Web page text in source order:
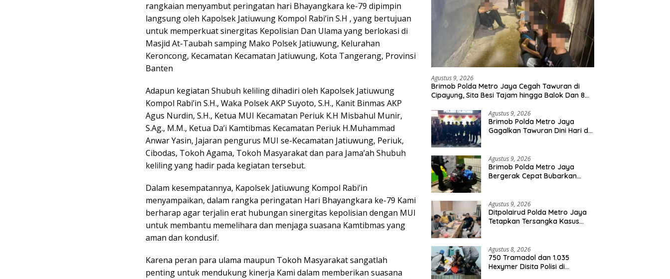
rangkaian menyambut peringatan hari Bhayangkara ke-79 dipimpin
langsung oleh Kapolsek Jatiuwung Kompol Rabi’in S.H , yang bertujuan
untuk memperkuat sinergitas Kepolisian Dan Ulama yang berlokasi di
Masjid At-Taubah samping Mako Polsek Jatiuwung, Kelurahan
Keroncong, Kecamatan Kecamatan Jatiuwung, Kota Tangerang, Provinsi
Banten
Adapun kegiatan Shubuh keliling dihadiri oleh Kapolsek Jatiuwung
Kompol Rabi’in S.H., Waka Polsek AKP Suyoto, S.H., Kanit Binmas AKP
Agus Nurdin, S.H., Ketua MUI Kecamatan Periuk K.H Misbahul Munir,
S.Ag., M.M., Ketua Da’i Kamtibmas Kecamatan Periuk H.Muhammad
Anwar Yasin, Jajaran pengurus MUI se-Kecamatan Jatiuwung, Periuk,
Cibodas, Tokoh Agama, Tokoh Masyarakat dan para Jama’ah Shubuh
keliling yang hadir pada kegiatan tersebut.
Dalam kesempatannya, Kapolsek Jatiuwung Kompol Rabi’in
menyampaikan, dalam rangka peringatan Hari Bhayangkara ke-79 Kami
berharap agar terjalin erat hubungan sinergitas kepolisian dengan MUI
untuk membantu memelihara dan menjaga suasana Kamtibmas yang
aman dan kondusif.
Karena peran para ulama maupun Tokoh Masyarakat sangatlah
penting untuk mendukung kinerja Kami dalam memberikan suasana
Agustus 9, 2026
Brimob Polda Metro Jaya Cegah Tawuran di
Cipayung, Sita Besi Tajam hingga Balok Dan 8
Agustus 9, 2026
Brimob Polda Metro Jaya
Gagalkan Tawuran Dini Hari di
Diamankan
Agustus 9, 2026
Brimob Polda Metro Jaya
Bergerak Cepat Bubarkan
Agustus 9, 2026
Ditpolairud Polda Metro Jaya
Tetapkan Tersangka Kasus
Agustus 8, 2026
750 Tramadol dan 1.035
Hexymer Disita Polisi di